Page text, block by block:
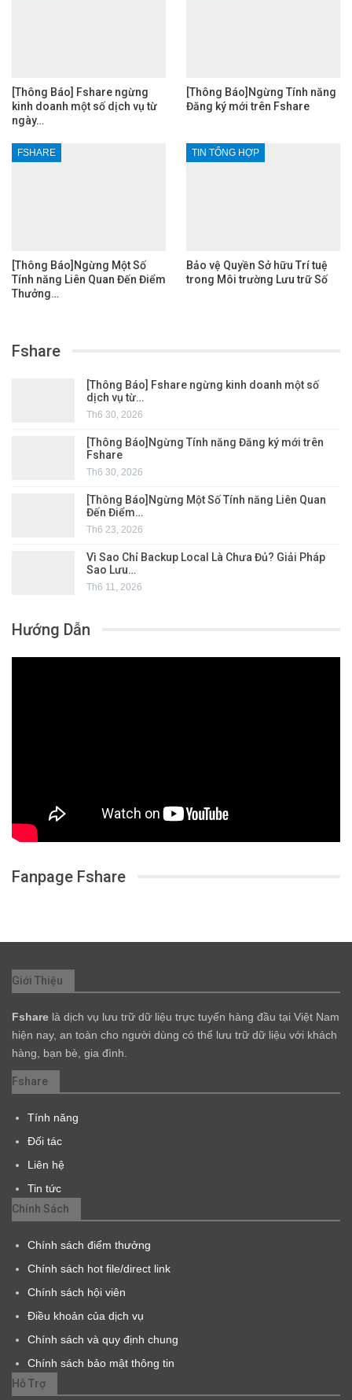
[Thông Báo] Fshare ngừng
kinh doanh một số dịch vụ từ
ngày…
[Thông Báo]Ngừng Tính năng
Đăng ký mới trên Fshare
FSHARE
[Thông Báo]Ngừng Một Số
Tính năng Liên Quan Đến Điểm
Thưởng…
TIN TỔNG HỢP
Bảo vệ Quyền Sở hữu Trí tuệ
trong Môi trường Lưu trữ Số
Fshare
[Thông Báo] Fshare ngừng kinh doanh một số
dịch vụ từ…
Th6 30, 2026
[Thông Báo]Ngừng Tính năng Đăng ký mới trên
Fshare
Th6 30, 2026
[Thông Báo]Ngừng Một Số Tính năng Liên Quan
Đến Điểm…
Th6 23, 2026
Vì Sao Chỉ Backup Local Là Chưa Đủ? Giải Pháp
Sao Lưu…
Th6 11, 2026
Hướng Dẫn
Fanpage Fshare
Giới Thiệu
Fshare là dịch vụ lưu trữ dữ liệu trực tuyến hàng đầu tại Việt Nam
hiện nay, an toàn cho người dùng có thể lưu trữ dữ liệu với khách
hàng, bạn bè, gia đình.
Fshare
Tính năng
Đối tác
Liên hệ
Tin tức
Chính Sách
Chính sách điểm thưởng
Chính sách hot file/direct link
Chính sách hội viên
Điều khoản của dịch vụ
Chính sách và quy định chung
Chính sách bảo mật thông tin
Hỗ Trợ